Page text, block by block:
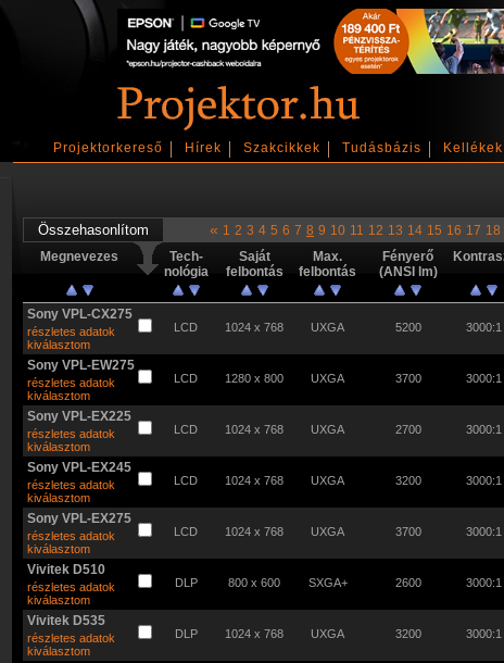
Projektorkereső Hírek Szakcikkek Tudásbázis Kellékek
« 1 2 3 4 5 6 7 8 9 10 11 12 13 14 15 16 17 18
Megnevezes
Tech-
nológia
Saját
felbontás
Max.
felbontás
Fényerő
(ANSI lm)
Sony VPL-CX275
részletes adatok
kiválasztom
LCD 1024 x 768 UXGA 5200 3000:1
Sony VPL-EW275
részletes adatok
kiválasztom
LCD 1280 x 800 UXGA 3700 3000:1
Sony VPL-EX225
részletes adatok
kiválasztom
LCD 1024 x 768 UXGA 2700 3000:1
Sony VPL-EX245
részletes adatok
kiválasztom
LCD 1024 x 768 UXGA 3200 3000:1
Sony VPL-EX275
részletes adatok
kiválasztom
LCD 1024 x 768 UXGA 3700 3000:1
Vivitek D510
részletes adatok
kiválasztom
DLP 800 x 600 SXGA+ 2600 3000:1
Vivitek D535
részletes adatok
kiválasztom
DLP 1024 x 768 UXGA 3200 3000:1